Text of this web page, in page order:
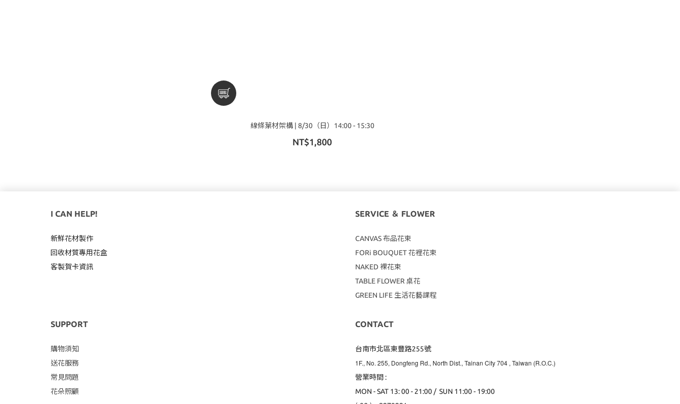
線條葉材架構 | 8/30（日）14:00 - 15:30
NT$1,800
I CAN HELP!
新鮮花材製作
回收材質專用花盒
客製賀卡資訊
SERVICE ＆ FLOWER
CANVAS布品花束
FORi BOUQUET 花裡花束
NAKED 裸花束
TABLE FLOWER 桌花
GREEN LIFE 生活花藝課程
SUPPORT
購物須知
送花服務
常見問題
花朵照顧
CONTACT
台南市北區東豐路255號
1F., No. 255, Dongfeng Rd., North Dist., Tainan City 704 , Taiwan (R.O.C.)
營業時間 :
MON - SAT 13: 00 - 21:00 / SUN 11:00 - 19:00